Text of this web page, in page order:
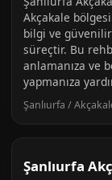
Akçakale
bilgi ve
süreçtir. Bu
anlamanıza ve
yapmanıza
Şanlıurfa /
Şanlıurfa